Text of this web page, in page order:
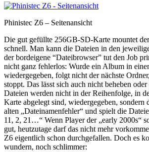
Phinistec Z6 – Seitenansicht
Die gut gefüllte 256GB-SD-Karte mountet
schnell. Man kann die Dateien in den
der bordeigene “Dateibrowser” tut den Job
nicht ganz fehlerlos: Wurde ein Album in
wiedergegeben, folgt nicht der nächste
stoppt. Das lässt sich auch nicht beheben
Dateien werden nicht in der Reihenfolge, in
Karte abgelegt sind, wiedergegeben, sondern
alten „Dateinamenfehler“ und spielt die
11, 2, 21…“ Wenn Player der „early 2000s“
gut, heutzutage darf das nicht mehr
Z6 eigentlich schon durchgefallen. Doch es
wundern, noch schlimmer: